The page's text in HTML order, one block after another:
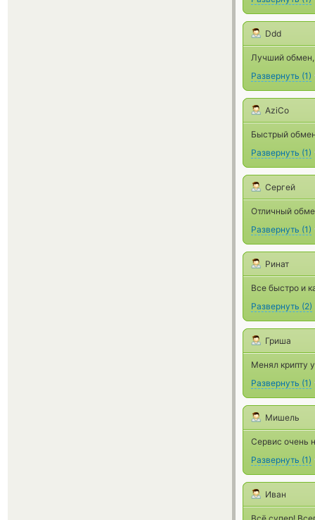
Ddd
Лучший обмен,
Развернуть (1)
AziCo
Быстрый
Развернуть (1)
Сергей
Отличный
Развернуть (1)
Ринат
Все быстро и
Развернуть (2)
Гриша
Менял крипту
Развернуть (1)
Мишель
Сервис очень
Развернуть (1)
Иван